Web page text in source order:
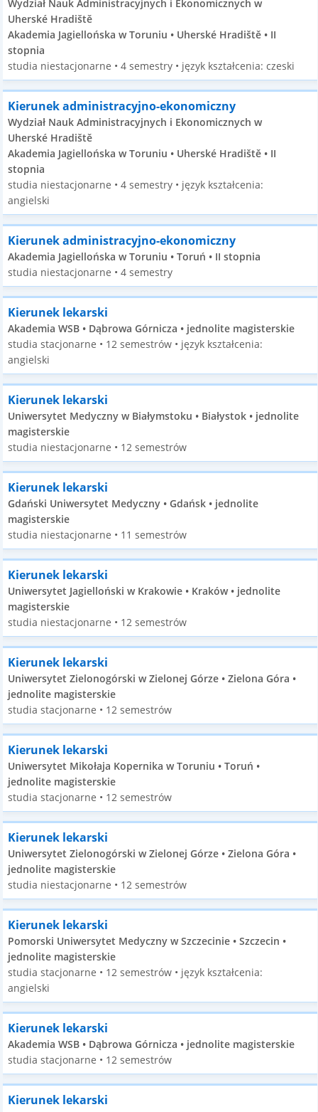
Wydział Nauk Administracyjnych i Ekonomicznych w
Uherské Hradiště
Akademia Jagiellońska w Toruniu • Uherské Hradiště • II
stopnia
studia niestacjonarne • 4 semestry • język kształcenia: czeski
Kierunek administracyjno-ekonomiczny
Wydział Nauk Administracyjnych i Ekonomicznych w
Uherské Hradiště
Akademia Jagiellońska w Toruniu • Uherské Hradiště • II
stopnia
studia niestacjonarne • 4 semestry • język kształcenia:
angielski
Kierunek administracyjno-ekonomiczny
Akademia Jagiellońska w Toruniu • Toruń • II stopnia
studia niestacjonarne • 4 semestry
Kierunek lekarski
Akademia WSB • Dąbrowa Górnicza • jednolite magisterskie
studia stacjonarne • 12 semestrów • język kształcenia:
angielski
Kierunek lekarski
Uniwersytet Medyczny w Białymstoku • Białystok • jednolite
magisterskie
studia niestacjonarne • 12 semestrów
Kierunek lekarski
Gdański Uniwersytet Medyczny • Gdańsk • jednolite
magisterskie
studia niestacjonarne • 11 semestrów
Kierunek lekarski
Uniwersytet Jagielloński w Krakowie • Kraków • jednolite
magisterskie
studia niestacjonarne • 12 semestrów
Kierunek lekarski
Uniwersytet Zielonogórski w Zielonej Górze • Zielona Góra •
jednolite magisterskie
studia stacjonarne • 12 semestrów
Kierunek lekarski
Uniwersytet Mikołaja Kopernika w Toruniu • Toruń •
jednolite magisterskie
studia stacjonarne • 12 semestrów
Kierunek lekarski
Uniwersytet Zielonogórski w Zielonej Górze • Zielona Góra •
jednolite magisterskie
studia niestacjonarne • 12 semestrów
Kierunek lekarski
Pomorski Uniwersytet Medyczny w Szczecinie • Szczecin •
jednolite magisterskie
studia stacjonarne • 12 semestrów • język kształcenia:
angielski
Kierunek lekarski
Akademia WSB • Dąbrowa Górnicza • jednolite magisterskie
studia stacjonarne • 12 semestrów
Kierunek lekarski